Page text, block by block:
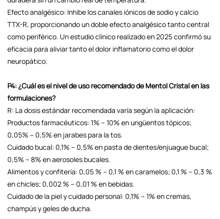
Efecto analgésico: Inhibe los canales iónicos de sodio y calcio
TTX-R, proporcionando un doble efecto analgésico tanto central
como periférico. Un estudio clínico realizado en 2025 confirmó su
eficacia para aliviar tanto el dolor inflamatorio como el dolor
neuropático.
P4: ¿Cuál es el nivel de uso recomendado de Mentol Cristal en las
formulaciones?
R: La dosis estándar recomendada varía según la aplicación:
Productos farmacéuticos: 1% – 10% en ungüentos tópicos;
0,05% – 0,5% en jarabes para la tos.
Cuidado bucal: 0,1% – 0,5% en pasta de dientes/enjuague bucal;
0,5% – 8% en aerosoles bucales.
Alimentos y confitería: 0,05 % – 0,1 % en caramelos; 0,1 % – 0,3 %
en chicles; 0,002 % – 0,01 % en bebidas.
Cuidado de la piel y cuidado personal: 0,1% – 1% en cremas,
champús y geles de ducha.